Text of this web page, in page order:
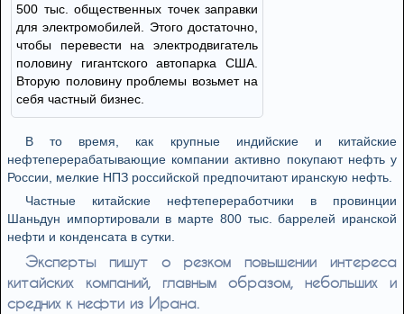
500 тыс. общественных точек заправки
для электромобилей. Этого достаточно,
чтобы перевести на электродвигатель
половину гигантского автопарка США.
Вторую половину проблемы возьмет на
себя частный бизнес.
В то время, как крупные индийские и китайские
нефтеперерабатывающие компании активно покупают нефть у
России, мелкие НПЗ российской предпочитают иранскую нефть.
Частные китайские нефтепереработчики в провинции
Шаньдун импортировали в марте 800 тыс. баррелей иранской
нефти и конденсата в сутки.
Эксперты пишут о резком повышении интереса
китайских компаний, главным образом, небольших и
средних к нефти из Ирана.